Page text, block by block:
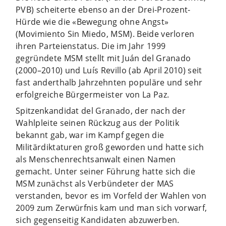
PVB) scheiterte ebenso an der Drei-Prozent-
Hürde wie die «Bewegung ohne Angst»
(Movimiento Sin Miedo, MSM). Beide verloren
ihren Parteienstatus. Die im Jahr 1999
gegründete MSM stellt mit Juán del Granado
(2000–2010) und Luís Revillo (ab April 2010) seit
fast anderthalb Jahrzehnten populäre und sehr
erfolgreiche Bürgermeister von La Paz.
Spitzenkandidat del Granado, der nach der
Wahlpleite seinen Rückzug aus der Politik
bekannt gab, war im Kampf gegen die
Militärdiktaturen groß geworden und hatte sich
als Menschenrechtsanwalt einen Namen
gemacht. Unter seiner Führung hatte sich die
MSM zunächst als Verbündeter der MAS
verstanden, bevor es im Vorfeld der Wahlen von
2009 zum Zerwürfnis kam und man sich vorwarf,
sich gegenseitig Kandidaten abzuwerben.